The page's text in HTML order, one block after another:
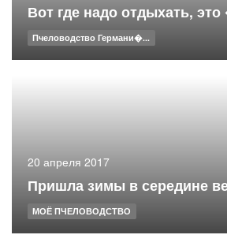
Вот где надо отдыхать,
Пчеловодство Германи�...
20 апреля 2017
Пришла зимы в середине
МОЁ ПЧЕЛОВОДСТВО